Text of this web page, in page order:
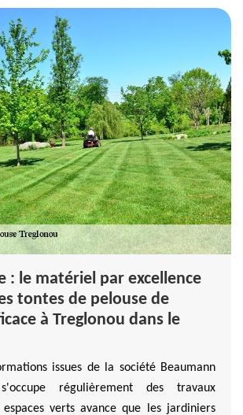
: le matériel par excellence
tontes de pelouse de
à Treglonou dans le
issues de la société Beaumann
régulièrement des travaux
verts avance que les jardiniers